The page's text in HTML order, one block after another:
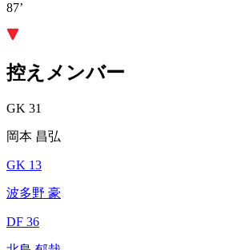
87’
控えメンバー
GK 31
岡本 昌弘
GK 13
波多野 豪
DF 36